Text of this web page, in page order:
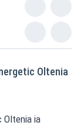
Oltenia
Oltenia ia